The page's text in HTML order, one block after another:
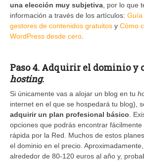
una elección muy subjetiva , por lo que
información a través de los artículos: Guía
gestores de contenidos gratuitos y Cómo
WordPress desde cero
Paso 4. Adquirir el dominio y
hosting.
Si únicamente vas a alojar un blog en tu
internet en el que se hospedará tu blog),
adquirir un plan profesional básico .
opciones que podrás encontrar
rápida por la Red. Muchos de estos
el dominio en el precio.
alrededor de 80-120 euros al año y,